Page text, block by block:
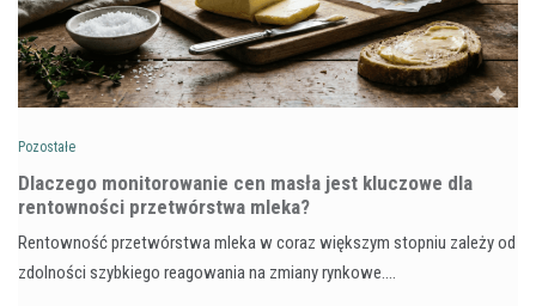
Pozostałe
Dlaczego monitorowanie cen masła jest kluczowe dla
rentowności przetwórstwa mleka?
Rentowność przetwórstwa mleka w coraz większym stopniu zależy od
zdolności szybkiego reagowania na zmiany rynkowe.…